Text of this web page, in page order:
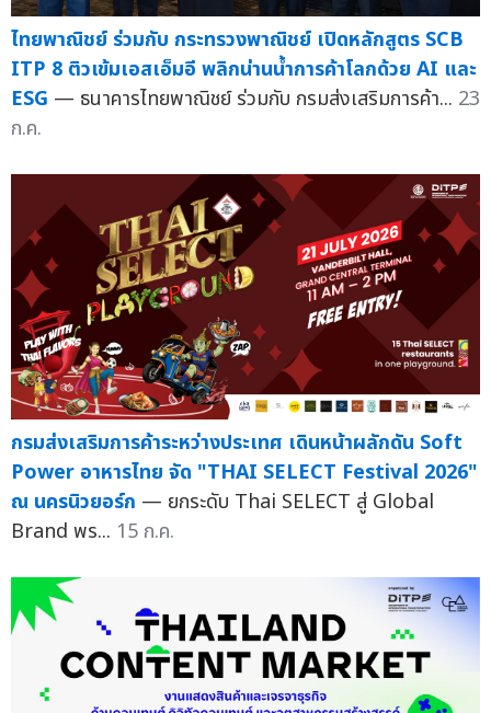
ไทยพาณิชย์ ร่วมกับ กระทรวงพาณิชย์ เปิดหลักสูตร SCB
ITP 8 ติวเข้มเอสเอ็มอี พลิกน่านน้ำการค้าโลกด้วย AI และ
ESG — ธนาคารไทยพาณิชย์ ร่วมกับ กรมส่งเสริมการค้า... 23
ก.ค.
กรมส่งเสริมการค้าระหว่างประเทศ เดินหน้าผลักดัน Soft
Power อาหารไทย จัด "THAI SELECT Festival 2026"
ณ นครนิวยอร์ก — ยกระดับ Thai SELECT สู่ Global
Brand พร... 15 ก.ค.